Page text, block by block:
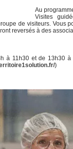
Au
Visites
de visiteurs. Vous
reversés à des
à 11h30 et de 13h30
)